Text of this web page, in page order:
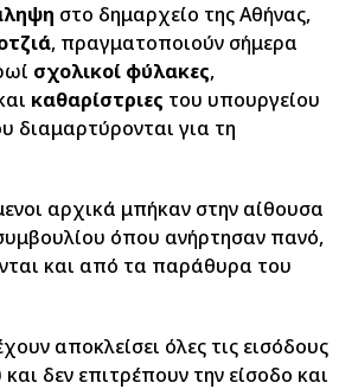
στο δημαρχείο της Αθήνας,
, πραγματοποιούν σήμερα
σχολικοί φύλακες,
καθαρίστριες του υπουργείου
διαμαρτύρονται για τη
αρχικά μπήκαν στην αίθουσα
όπου ανήρτησαν πανό,
και από τα παράθυρα του
αποκλείσει όλες τις εισόδους
δεν επιτρέπουν την είσοδο και